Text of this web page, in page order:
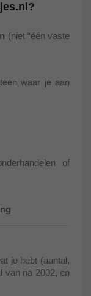
(niet “één vaste
waar je aan
of
je hebt (aantal,
van na 2002, en